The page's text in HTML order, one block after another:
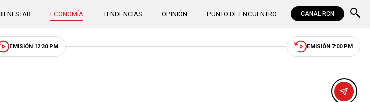
ECONOMÍA TENDENCIAS OPINIÓN PUNTO DE ENCUENTRO CANAL RCN
EMISIÓN 12:30 PM EMISIÓN 7:00 PM